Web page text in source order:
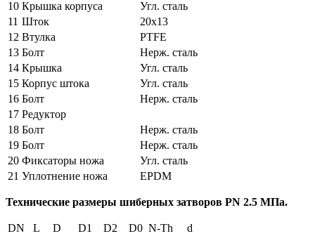
10 Крышка корпуса
Угл. сталь
11 Шток
20х13
12 Втулка
PTFE
13 Болт
Нерж. сталь
14 Крышка
Угл. сталь
15 Корпус штока
Угл. сталь
16 Болт
Нерж. сталь
17 Редуктор
18 Болт
Нерж. сталь
19 Болт
Нерж. сталь
20 Фиксаторы ножа
Угл. сталь
21 Уплотнение ножа EPDM
Технические размеры шиберных затворов PN 2.5 МПа.
DN L D D1 D2 D0 N-Th
d